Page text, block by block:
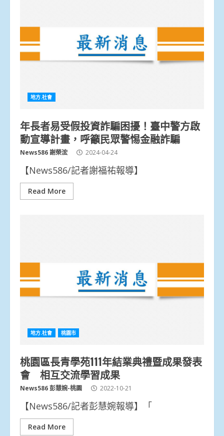
地方.社會
年長者易受假投資詐騙困擾！臺中警方啟
動宣導計畫，呼籲民眾警惕金融詐騙
News586 謝榮浤 2024-04-24
【News586/記者謝福祐報導】
Read More
地方.社會 桃園市
桃園區長青學苑111年結業典禮暨成果發表
會 相互交流學習成果
News586 彭慧婉-桃園 2022-10-21
【News586/記者彭慧婉報導】「
Read More